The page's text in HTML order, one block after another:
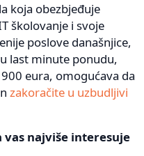
koja obezbjeđuje
školovanje i svoje
poslove današnjice,
last minute ponudu,
eura, omogućava da
zakoračite u uzbudljivi
najviše interesuje